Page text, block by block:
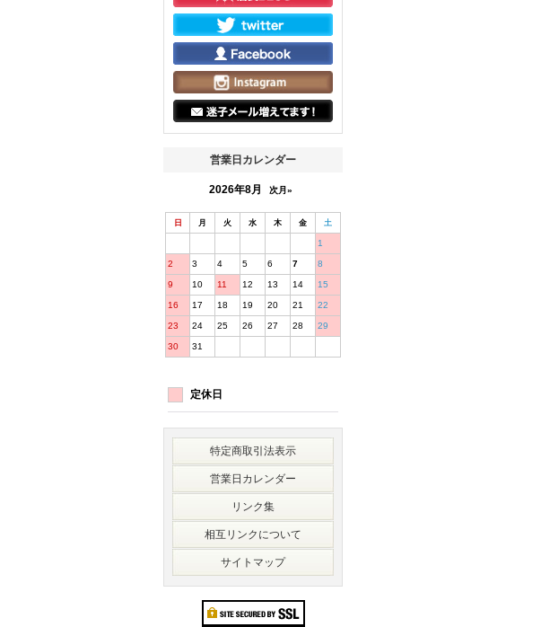
営業日カレンダー
2026年8月 次月»
日 月 火 水 木 金 土
1
2 3 4 5 6 7 8
9 10 11 12 13 14 15
16 17 18 19 20 21 22
23 24 25 26 27 28 29
30 31
定休日
特定商取引法表示
営業日カレンダー
リンク集
相互リンクについて
サイトマップ